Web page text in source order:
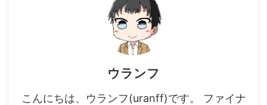
ウランフ
こんにちは、ウランフ(uranff)です。 ファイナ